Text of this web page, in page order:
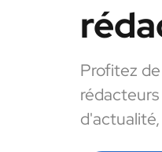
Profitez